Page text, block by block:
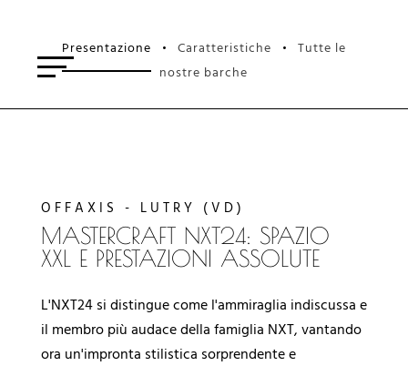
Presentazione • Caratteristiche • Tutte le
nostre barche
OFFAXIS - LUTRY (VD)
MASTERCRAFT NXT24: SPAZIO
XXL E PRESTAZIONI ASSOLUTE
L'NXT24 si distingue come l'ammiraglia indiscussa e
il membro più audace della famiglia NXT, vantando
ora un'impronta stilistica sorprendente e